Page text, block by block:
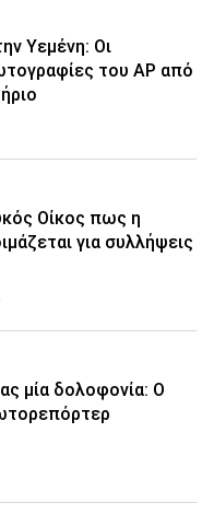
Υεμένη: Οι
του ΑΡ από
Οίκος πως η
για συλλήψεις
μία δολοφονία: Ο